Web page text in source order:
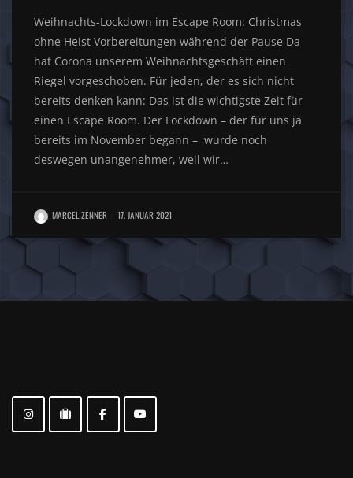
Weihnachts-Lockdown im Escape Room: Christmas
ohne Heist Vorbereitungen während der Pause Da
hat Corona unserem Weihnachtsgeschäft einen
Riegel vorgeschoben. Für jeden, der es sich nicht
bereits denken kann: Das ist die wichtigste Zeit für
einen Escape Room. Der Lockdown – der für uns ja
bereits im November begann – wurde noch
deswegen unangenehmer, weil wir…
MARCEL ZENNER 17. JANUAR 2021